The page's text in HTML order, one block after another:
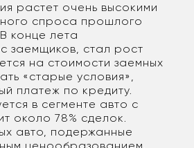
растет очень высокими
спроса прошлого
конце лета
заемщиков, стал рост
на стоимости заемных
«старые условия»,
платеж по кредиту.
в сегменте авто с
около 78% сделок.
авто, подержанные